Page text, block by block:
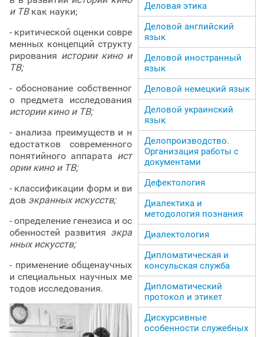
и ТВкак науки;
- критической оценки совре
менных концепций структу
рирования истории кино и
ТВ;
- обоснование собственног
о предмета исследования
истории кино и ТВ;
- анализа преимуществ и н
едостатков современного
понятийного аппарата ист
ории кино и ТВ;
- классификации форм и ви
дов экранных искусств;
- определение генезиса и ос
обенностей развития экра
нных искусств;
- применение общенаучных
и специальных научных ме
тодов исследования.
Деловая этика
Деловой английский
язык
Деловой иностранный
язык
Деловой немецкий язык
Деловой украинский
язык
Делопроизводство.
Организация работы с
документами
Дефектология
Диалектика и
методология познания
Диалектология
Дипломатическая и
консульская служба
Дипломатический
протокол и этикет
Дискурсивные
особенности служебных